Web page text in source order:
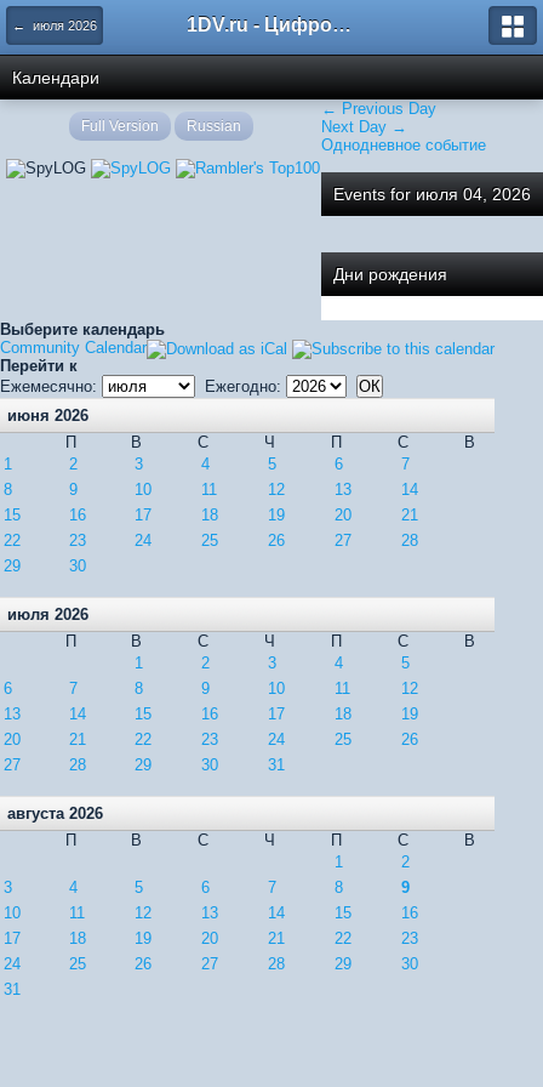
← июля 2026 1DV.ru - Цифровое видео
Календари
← Previous Day
Next Day →
Однодневное событие
Events for июля 04, 2026
Дни рождения
Выберите календарь
Community Calendar
Перейти к
Ежемесячно:
Ежегодно:
июня 2026
П
В С Ч П С
В
1
2 3 4 5 6
7
8
9 10 11 12 13
14
15
16 17 18 19 20
21
22
23 24 25 26 27
28
29
30
июля 2026
П
В С Ч П С
В
1
2 3 4
5
6
7 8 9 10 11
12
13
14 15 16 17 18
19
20
21 22 23 24 25
26
27
28 29 30 31
августа 2026
П
В С Ч П С
В
1
2
3
4 5 6 7 8
9
10
11 12 13 14 15
16
17
18 19 20 21 22
23
24
25 26 27 28 29
30
31
Full Version Russian